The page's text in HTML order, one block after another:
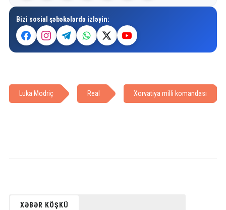
Bizi sosial şəbəkələrdə izləyin:
Luka Modriç Real Xorvatiya milli komandası
XƏBƏR KÖŞKÜ